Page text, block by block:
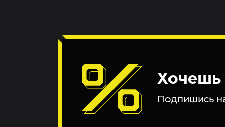
Хочешь
Подпишись